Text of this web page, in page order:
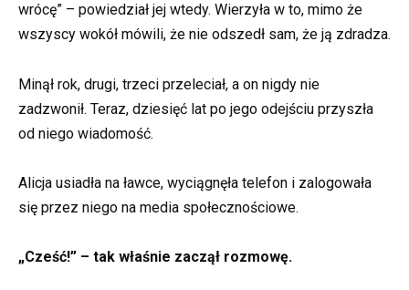
wrócę” – powiedział jej wtedy. Wierzyła w to, mimo że
wszyscy wokół mówili, że nie odszedł sam, że ją zdradza.
Minął rok, drugi, trzeci przeleciał, a on nigdy nie
zadzwonił. Teraz, dziesięć lat po jego odejściu przyszła
od niego wiadomość.
Alicja usiadła na ławce, wyciągnęła telefon i zalogowała
się przez niego na media społecznościowe.
„Cześć!” – tak właśnie zaczął rozmowę.